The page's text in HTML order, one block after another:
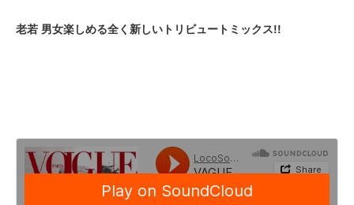
老若 男女楽しめる全く新しいトリビュートミックス!!